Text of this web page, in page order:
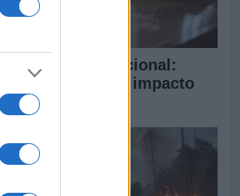
Penal Internacional:
funciona y su impacto